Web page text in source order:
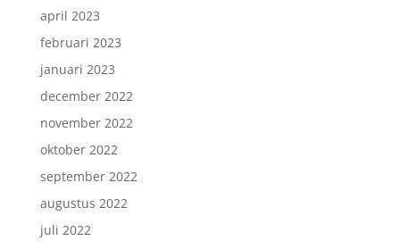
april 2023
februari 2023
januari 2023
december 2022
november 2022
oktober 2022
september 2022
augustus 2022
juli 2022